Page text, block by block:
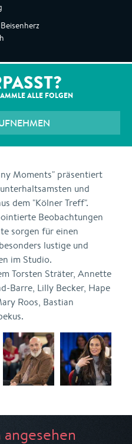
ALLE FOLGEN
Moments" präsentiert
und
dem "Kölner Treff".
Beobachtungen
sorgen für einen
lustige und
im Studio.
Torsten Sträter, Annette
Barre, Lilly Becker, Hape
Roos, Bastian